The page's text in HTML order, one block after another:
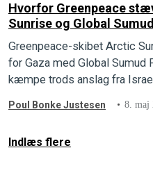
Hvorfor Greenpeace
Sunrise og Global Sumud Flotilla for at sejle til
Gaza, og hvad der er sket
Greenpeace-skibet Arctic
for Gaza med Global
kæmpe trods anslag fra
Poul Bonke Justesen 8. maj
Indlæs flere